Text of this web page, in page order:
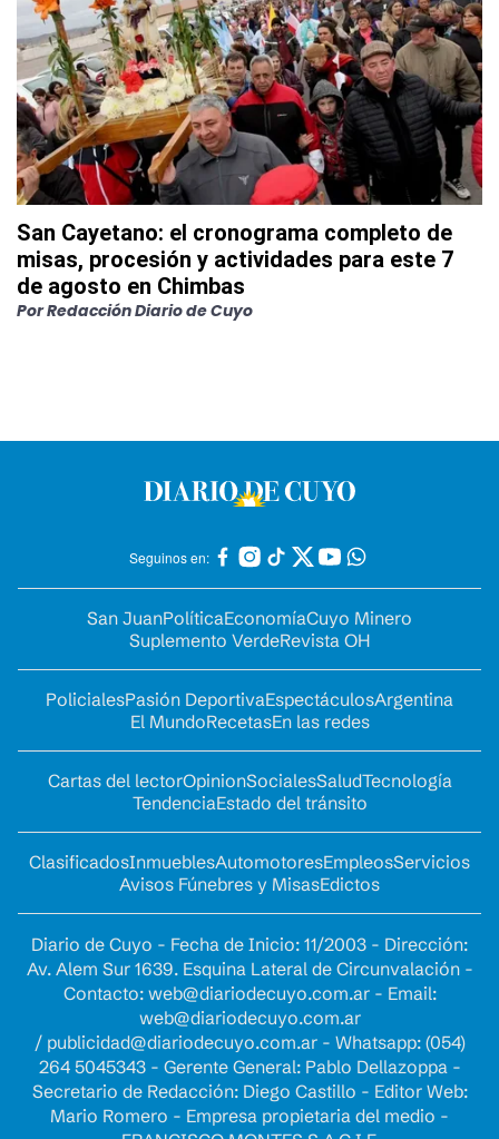
San Cayetano: el cronograma completo de
misas, procesión y actividades para este 7
de agosto en Chimbas
PorRedacción Diario de Cuyo
Seguinos en:
San JuanPolíticaEconomíaCuyo Minero
Suplemento VerdeRevista OH
PolicialesPasión DeportivaEspectáculosArgentina
El MundoRecetasEn las redes
Cartas del lectorOpinionSocialesSaludTecnología
TendenciaEstado del tránsito
ClasificadosInmueblesAutomotoresEmpleosServicios
Avisos Fúnebres y MisasEdictos
Diario de Cuyo - Fecha de Inicio: 11/2003 - Dirección:
Av. Alem Sur 1639. Esquina Lateral de Circunvalación -
Contacto: web@diariodecuyo.com.ar- Email:
web@diariodecuyo.com.ar
/ publicidad@diariodecuyo.com.ar- Whatsapp: (054)
264 5045343 - Gerente General: Pablo Dellazoppa -
Secretario de Redacción: Diego Castillo - Editor Web:
Mario Romero - Empresa propietaria del medio -